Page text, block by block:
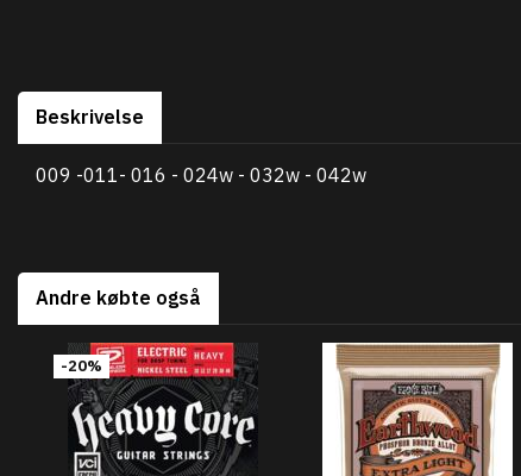
Beskrivelse
009 -011- 016 - 024w - 032w - 042w
Andre købte også
-20%